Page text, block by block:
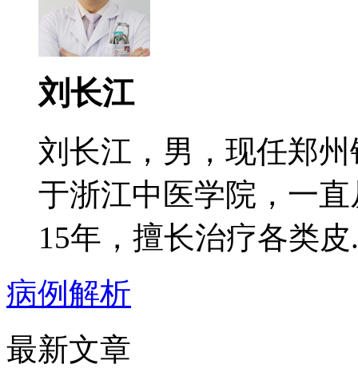
刘长江
刘长江，男，现任郑
于浙江中医学院，一
15年，擅长治疗各类皮
病例解析
最新文章